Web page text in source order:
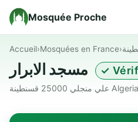
Mosquée Proche
Accueil›Mosquées en France›
✓